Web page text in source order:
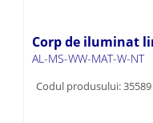
Corp de iluminat
AL-MS-WW-MAT-W-NT
Codul produsului: 35589